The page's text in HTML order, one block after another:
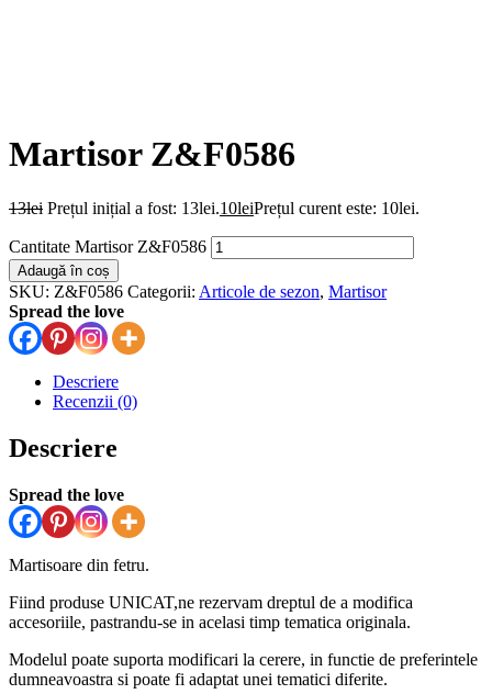
Martisor Z&F0586
13lei Prețul inițial a fost: 13lei.10leiPrețul curent este: 10lei.
Cantitate Martisor Z&F0586
Adaugă în coș
SKU: Z&F0586 Categorii: Articole de sezon, Martisor
Spread the love
Descriere
Recenzii (0)
Descriere
Spread the love
Martisoare din fetru.
Fiind produse UNICAT,ne rezervam dreptul de a modifica
accesoriile, pastrandu-se in acelasi timp tematica originala.
Modelul poate suporta modificari la cerere, in functie de preferintele
dumneavoastra si poate fi adaptat unei tematici diferite.